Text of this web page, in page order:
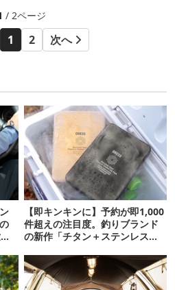
/ 2ページ
1 2 次へ
【即キンキンに】予約が即1,000
件超えの注目度。釣りブランド
の新作「チタン＋ステンレスの